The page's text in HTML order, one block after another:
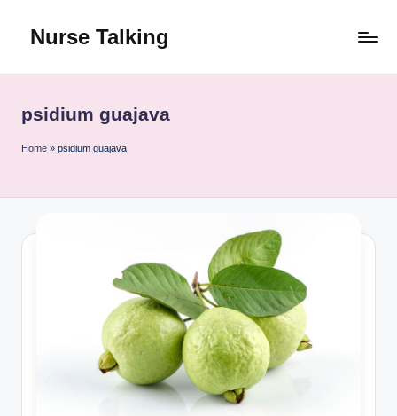
Nurse Talking
psidium guajava
Home » psidium guajava